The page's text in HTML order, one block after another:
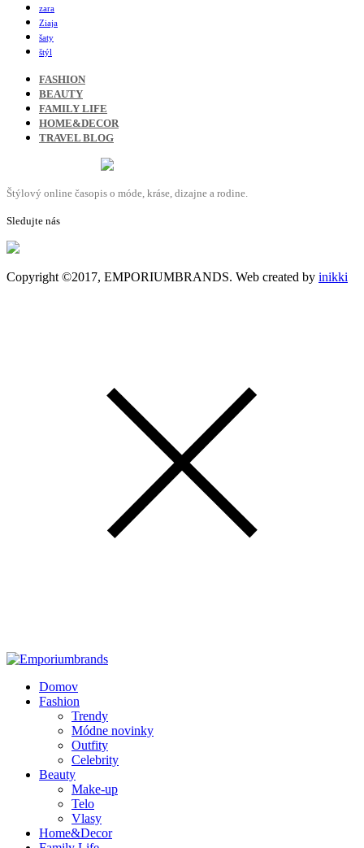
zara
Ziaja
šaty
štýl
FASHION
BEAUTY
FAMILY LIFE
HOME&DECOR
TRAVEL BLOG
Štýlový online časopis o móde, kráse, dizajne a rodine.
Sledujte nás
Copyright ©2017, EMPORIUMBRANDS. Web created by inikki
Domov
Fashion
Trendy
Módne novinky
Outfity
Celebrity
Beauty
Make-up
Telo
Vlasy
Home&Decor